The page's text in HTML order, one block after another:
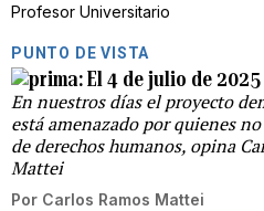
Profesor Universitario
PUNTO DE VISTA
El 4 de julio de 2025
En nuestros días el proyecto
está amenazado por quienes
de derechos humanos, opina
Mattei
Por Carlos Ramos Mattei